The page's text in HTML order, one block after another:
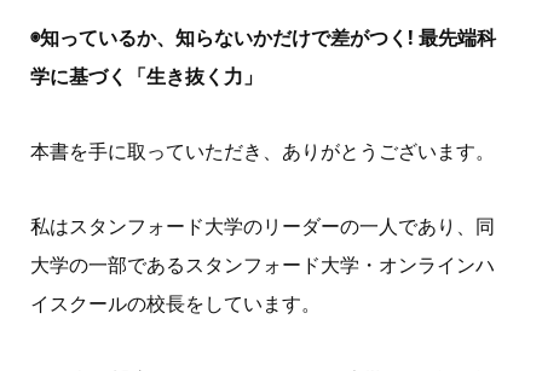
◉知っているか、知らないかだけで差がつく! 最先端科
学に基づく「生き抜く力」
本書を手に取っていただき、ありがとうございます。
私はスタンフォード大学のリーダーの一人であり、同
大学の一部であるスタンフォード大学・オンラインハ
イスクールの校長をしています。